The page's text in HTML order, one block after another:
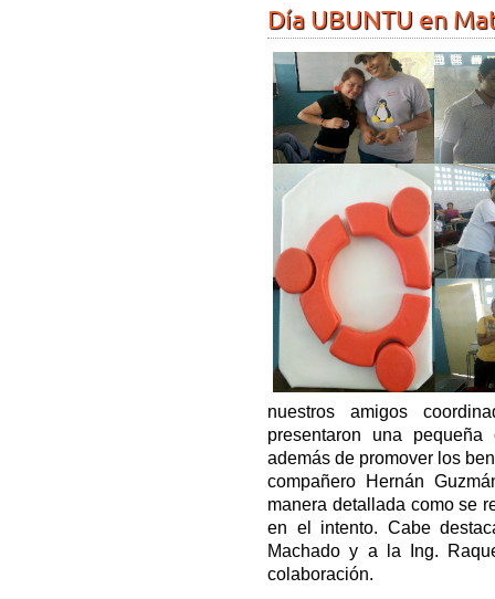
Día UBUNTU en
nuestros amigos
presentaron una
además de promover los
compañero Hernán
manera detallada como se
en el intento. Cabe
Machado y a la Ing.
colaboración.